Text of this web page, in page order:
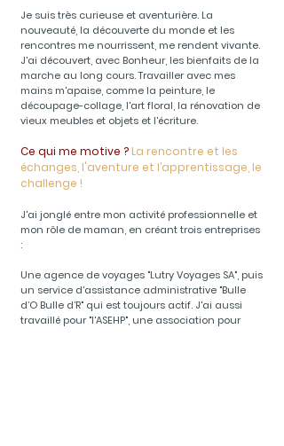
Je suis très curieuse et aventurière. La
nouveauté, la découverte du monde et les
rencontres me nourrissent, me rendent vivante.
J'ai découvert avec Bonheur, les bienfaits de la
marche au long cours. Travailler avec mes
mains m'apaise, comme la peinture, le
découpage-collage, l'art floral, la rénovation de
vieux meubles et objets et l'écriture.
Ce qui me motive ? La rencontre et les
échanges , l'aventure et l’apprentissage, le
challenge !
J'ai jonglé entre mon activité professionnelle et
mon rôle de maman, en créant trois entreprises
:
Une agence de voyages "Lutry Voyages SA", puis
un service d'assistance administrative "Bulle
d’O Bulle d’R" qui est toujours actif. J'ai aussi
travaillé pour "l'ASEHP", une association pour